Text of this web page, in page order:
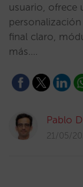
usuario, ofrece
final claro,
más.…
Pablo
21/05/